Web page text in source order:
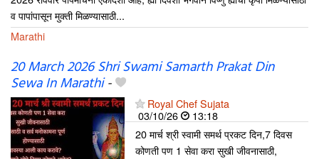
व पापांपासून मुक्ती मिळण्यासाठी...
Marathi
20 March 2026 Shri Swami Samarth Prakat Din
Sewa In Marathi-
Royal Chef Sujata
03/10/26
13:18
20 मार्च श्री स्वामी समर्थ प्रकट दिन,7 दिवस
कोणती पण 1 सेवा करा सुखी जीवनासाठी,